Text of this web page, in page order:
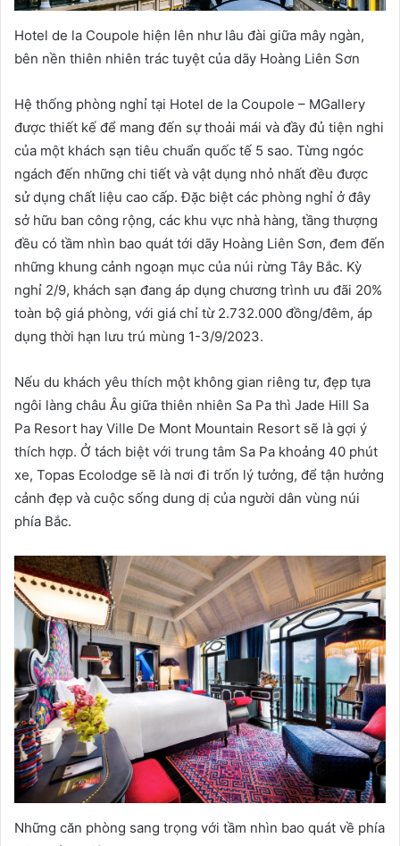
Hotel de la Coupole hiện lên như lâu đài giữa mây ngàn,
bên nền thiên nhiên trác tuyệt của dãy Hoàng Liên Sơn
Hệ thống phòng nghỉ tại Hotel de la Coupole – MGallery
được thiết kế để mang đến sự thoải mái và đầy đủ tiện nghi
của một khách sạn tiêu chuẩn quốc tế 5 sao. Từng ngóc
ngách đến những chi tiết và vật dụng nhỏ nhất đều được
sử dụng chất liệu cao cấp. Đặc biệt các phòng nghỉ ở đây
sở hữu ban công rộng, các khu vực nhà hàng, tầng thượng
đều có tầm nhìn bao quát tới dãy Hoàng Liên Sơn, đem đến
những khung cảnh ngoạn mục của núi rừng Tây Bắc. Kỳ
nghỉ 2/9, khách sạn đang áp dụng chương trình ưu đãi 20%
toàn bộ giá phòng, với giá chỉ từ 2.732.000 đồng/đêm, áp
dụng thời hạn lưu trú mùng 1-3/9/2023.
Nếu du khách yêu thích một không gian riêng tư, đẹp tựa
ngôi làng châu Âu giữa thiên nhiên Sa Pa thì Jade Hill Sa
Pa Resort hay Ville De Mont Mountain Resort sẽ là gợi ý
thích hợp. Ở tách biệt với trung tâm Sa Pa khoảng 40 phút
xe, Topas Ecolodge sẽ là nơi đi trốn lý tưởng, để tận hưởng
cảnh đẹp và cuộc sống dung dị của người dân vùng núi
phía Bắc.
Những căn phòng sang trọng với tầm nhìn bao quát về phía